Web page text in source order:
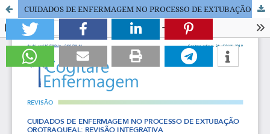
CUIDADOS DE ENFERMAGEM NO PROCESSO DE EXTUBAÇÃO OROTRAQUEAL: REVISÃO INTEGRATIVA